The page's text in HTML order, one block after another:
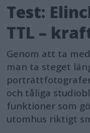
Test:
TTL –
Genom att ta
man ta steget
och tåliga
funktioner som
utomhus riktigt